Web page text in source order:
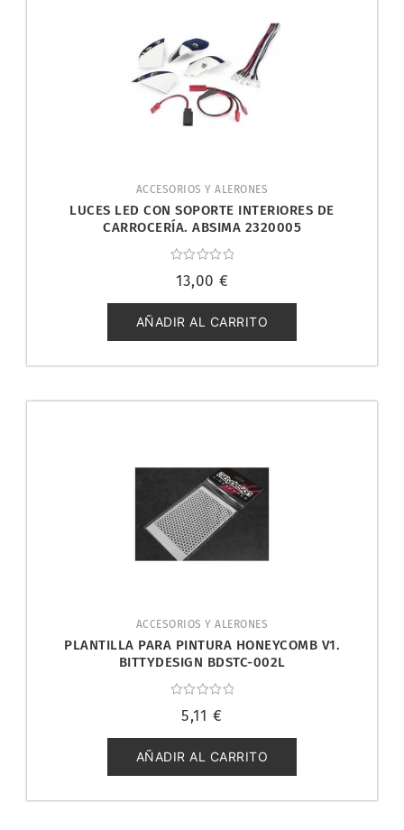
ACCESORIOS Y ALERONES
LUCES LED CON SOPORTE INTERIORES DE
CARROCERÍA. ABSIMA 2320005
con
de
5
13,00 €
AÑADIR AL CARRITO
ACCESORIOS Y ALERONES
PLANTILLA PARA PINTURA HONEYCOMB V1.
BITTYDESIGN BDSTC-002L
con
de
5
5,11 €
AÑADIR AL CARRITO